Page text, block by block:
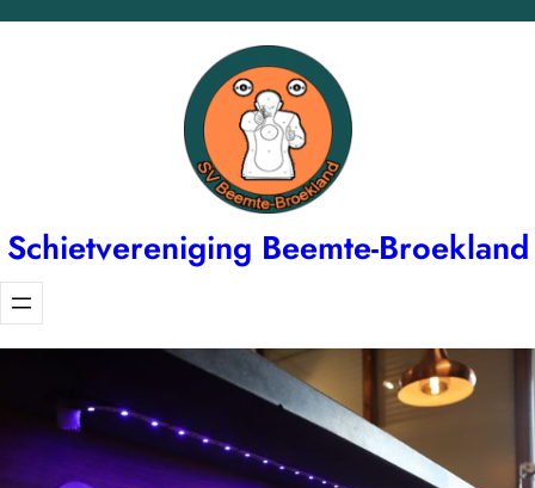
Schietvereniging Beemte-Broekland